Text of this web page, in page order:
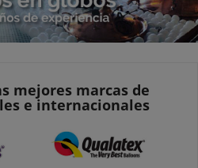
mejores marcas de
e internacionales